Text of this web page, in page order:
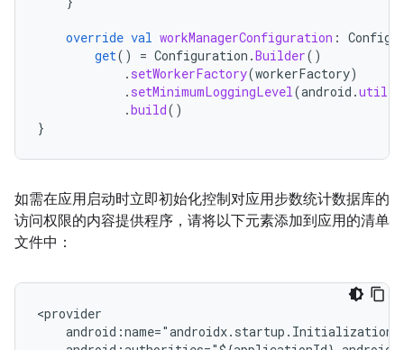
override val workManagerConfiguration :
get() = Configuration .Builder()
. setWorkerFactory(workerFactory)
. setMinimumLoggingLevel(android .util
.build()
}
如需在应用启动时立即初始化控制对应用步数统计数据库的
访问权限的内容提供程序，请将以下元素添加到应用的清单
文件中：